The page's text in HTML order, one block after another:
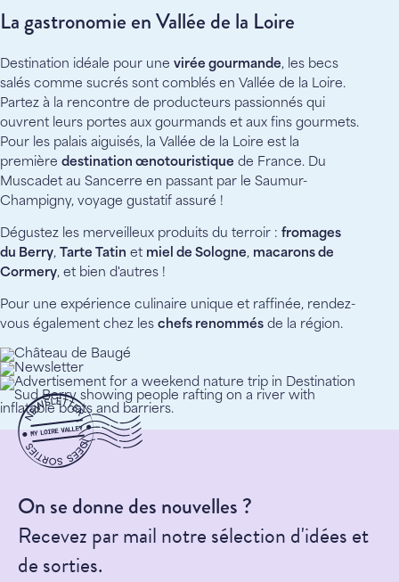
La gastronomie en Vallée de la Loire
Destination idéale pour une virée gourmande, les becs
salés comme sucrés sont comblés en Vallée de la Loire.
Partez à la rencontre de producteurs passionnés qui
ouvrent leurs portes aux gourmands et aux fins gourmets.
Pour les palais aiguisés, la Vallée de la Loire est la
première destination œnotouristique de France. Du
Muscadet au Sancerre en passant par le Saumur-
Champigny, voyage gustatif assuré !
Dégustez les merveilleux produits du terroir : fromages
du Berry, Tarte Tatin et miel de Sologne, macarons de
Cormery, et bien d'autres !
Pour une expérience culinaire unique et raffinée, rendez-
vous également chez les chefs renommés de la région.
On se donne des nouvelles ?
Recevez par mail notre sélection d'idées et
de sorties.